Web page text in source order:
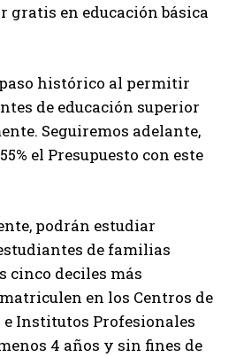
gratis en educación básica
histórico al permitir
de educación superior
Seguiremos adelante,
el Presupuesto con este
podrán estudiar
de familias
cinco deciles más
en los Centros de
Institutos Profesionales
4 años y sin fines de